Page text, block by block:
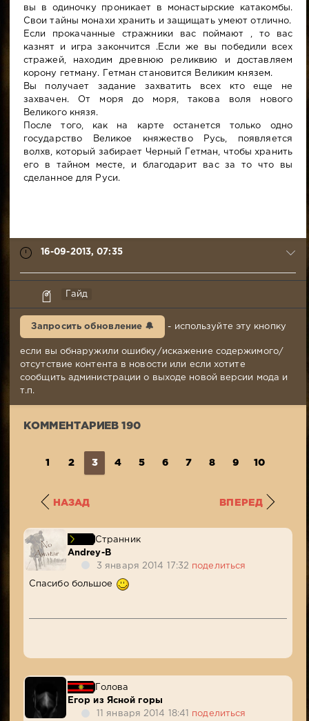
вы в одиночку проникает в монастырские катакомбы.
Свои тайны монахи хранить и защищать умеют отлично.
Если прокачанные стражники вас поймают , то вас
казнят и игра закончится .Если же вы победили всех
стражей, находим древнюю реликвию и доставляем
корону гетману. Гетман становится Великим князем.
Вы получает задание захватить всех кто еще не
захвачен. От моря до моря, такова воля нового
Великого князя.
После того, как на карте останется только одно
государство Великое княжество Русь, появляется
волхв, который забирает Черный Гетман, чтобы хранить
его в тайном месте, и благодарит вас за то что вы
сделанное для Руси.
16-09-2013, 07:35
Yarl
Olaf
2013,
325
Гайд
Запросить обновление 🔔 - используйте эту кнопку
если вы обнаружили ошибку/искажение содержимого/
отсутствие контента в новости или если хотите
сообщить администрации о выходе новой версии мода и
т.п.
КОММЕНТАРИЕВ 190
1 2 3 4 5 6 7 8 9 10
НАЗАД ВПЕРЕД
Странник
Andrey-B
3 января 2014 17:32 поделиться
Спасибо большое
Голова
Егор из Ясной горы
11 января 2014 18:41 поделиться